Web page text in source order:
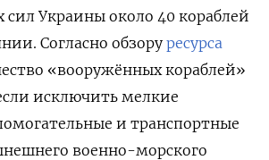
сил Украины около 40 кораблей
Согласно обзору ресурса
«вооружённых кораблей»
исключить мелкие
и транспортные
военно-морского